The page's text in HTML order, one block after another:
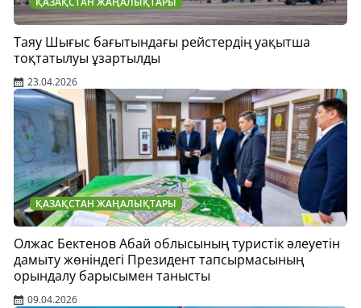
Таяу Шығыс бағытындағы рейстердің уақытша
тоқтатылуы ұзартылды
23.04.2026
ҚАЗАҚСТАН ЖАҢАЛЫҚТАРЫ
Олжас Бектенов Абай облысының туристік әлеуетін
дамыту жөніндегі Президент тапсырмасының
орындалу барысымен танысты
09.04.2026